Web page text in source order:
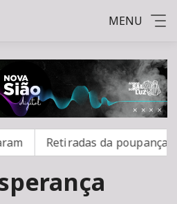
MENU
Retiradas da poupança